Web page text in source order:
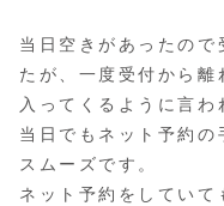
当日空きがあったので
たが、一度受付から
入ってくるように言わ
当日でもネット予約
スムーズです。
ネット予約をしてい